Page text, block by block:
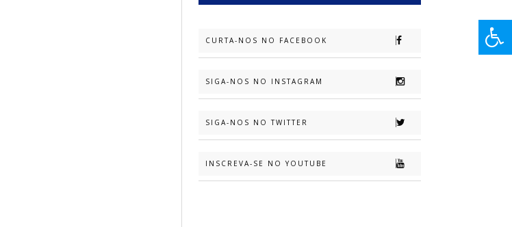
CURTA-NOS NO FACEBOOK
SIGA-NOS NO INSTAGRAM
SIGA-NOS NO TWITTER
INSCREVA-SE NO YOUTUBE